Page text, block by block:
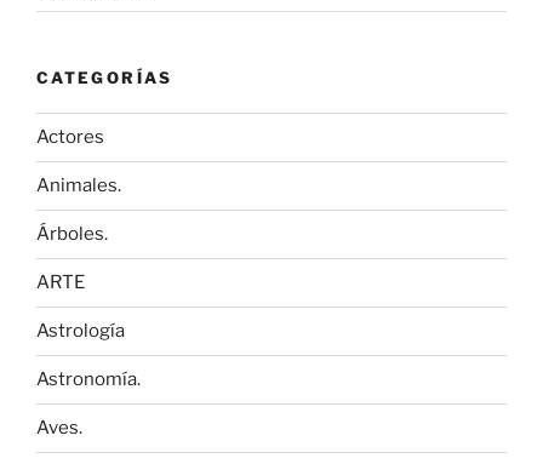
CATEGORÍAS
Actores
Animales.
Árboles.
ARTE
Astrología
Astronomía.
Aves.